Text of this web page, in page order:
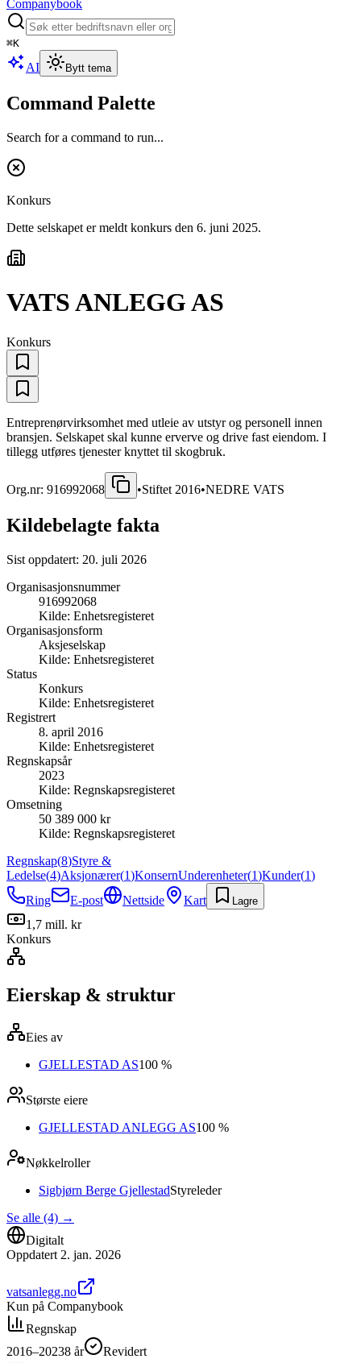
Companybook
⌘K
AI Bytt tema
Command Palette
Search for a command to run...
Konkurs
Dette selskapet er meldt konkurs den 6. juni 2025.
VATS ANLEGG AS
Konkurs
Entreprenørvirksomhet med utleie av utstyr og personell innen
bransjen. Selskapet skal kunne erverve og drive fast eiendom. I
tillegg utføres tjenester knyttet til skogbruk.
Org.nr: 916992068 •Stiftet 2016•NEDRE VATS
Kildebelagte fakta
Sist oppdatert: 20. juli 2026
Organisasjonsnummer
916992068
Kilde: Enhetsregisteret
Organisasjonsform
Aksjeselskap
Kilde: Enhetsregisteret
Status
Konkurs
Kilde: Enhetsregisteret
Registrert
8. april 2016
Kilde: Enhetsregisteret
Regnskapsår
2023
Kilde: Regnskapsregisteret
Omsetning
50 389 000 kr
Kilde: Regnskapsregisteret
Regnskap(8)Styre &
Ledelse(4)Aksjonærer(1)KonsernUnderenheter(1)Kunder(1)
Ring
E-post Nettside Kart Lagre
1,7 mill. kr
Konkurs
Eierskap & struktur
Eies av
GJELLESTAD AS100 %
Største eiere
GJELLESTAD ANLEGG AS100 %
Nøkkelroller
Sigbjørn Berge GjellestadStyreleder
Se alle (4) →
Digitalt
Oppdatert 2. jan. 2026
vatsanlegg.no
Kun på Companybook
Regnskap
2016–20238 år
Revidert